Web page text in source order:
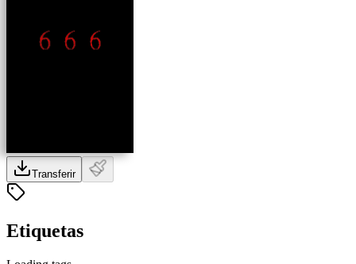
Transferir
Etiquetas